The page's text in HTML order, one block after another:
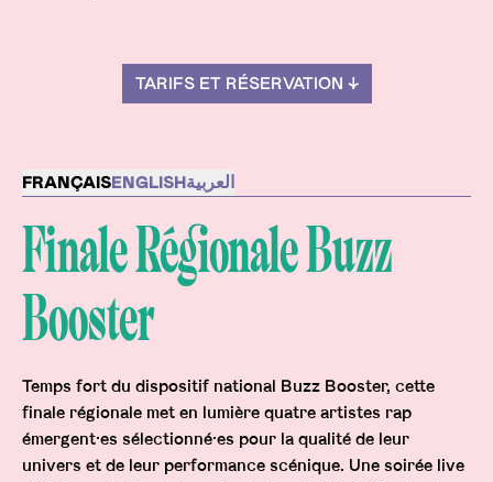
TARIFS ET RÉSERVATION ↓
Description
FRANÇAISENGLISHالعربية
Finale Régionale Buzz
Booster
Temps fort du dispositif national Buzz Booster, cette
finale régionale met en lumière quatre artistes rap
émergent·es sélectionné·es pour la qualité de leur
univers et de leur performance scénique. Une soirée live